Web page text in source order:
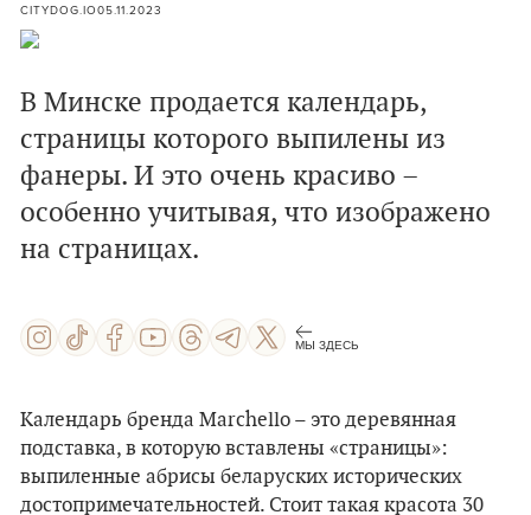
CITYDOG.IO05.11.2023
В Минске продается календарь,
страницы которого выпилены из
фанеры. И это очень красиво –
особенно учитывая, что изображено
на страницах.
МЫ ЗДЕСЬ
Календарь бренда Marchello – это деревянная
подставка, в которую вставлены «страницы»:
выпиленные абрисы беларуских исторических
достопримечательностей. Стоит такая красота 30